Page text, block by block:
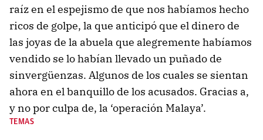
raíz en el espejismo de que nos habíamos hecho
ricos de golpe, la que anticipó que el dinero de
las joyas de la abuela que alegremente habíamos
vendido se lo habían llevado un puñado de
sinvergüenzas. Algunos de los cuales se sientan
ahora en el banquillo de los acusados. Gracias a,
y no por culpa de, la ‘operación Malaya’.
TEMAS